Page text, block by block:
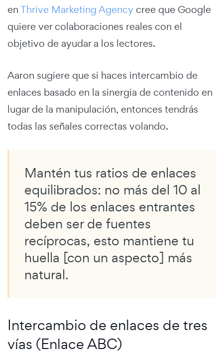
enThrive Marketing Agency cree que Google
quiere ver colaboraciones reales con el
objetivo de ayudar a los lectores.
Aaron sugiere que si haces intercambio de
enlaces basado en la sinergia de contenido en
lugar de la manipulación, entonces tendrás
todas las señales correctas volando.
Mantén tus ratios de enlaces
equilibrados: no más del 10 al
15% de los enlaces entrantes
deben ser de fuentes
recíprocas, esto mantiene tu
huella [con un aspecto] más
natural.
Intercambio de enlaces de tres
vías (Enlace ABC)